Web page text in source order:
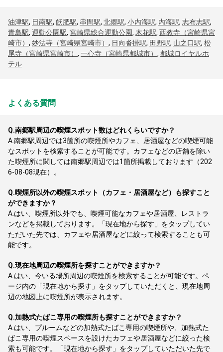
油津駅, 日南駅, 飫肥駅, 串間駅, 北郷駅, 小内海駅, 内海駅, 志布志駅,
青島駅, 運動公園駅, 宮崎県総合運動公園, 木花駅, 西教寺（宮崎県宮
崎市） , 妙法寺（宮崎県宮崎市） , 日向沓掛駅, 田野駅, 山之口駅, 松
尾寺（宮崎県宮崎市） , 一心寺（宮崎県都城市） , 都城ロイヤルホ
テル
よくある質問
Q.南郷駅周辺の喫煙スポット数はどれくらいですか？
A.南郷駅周辺では3箇所の喫煙所やカフェ、居酒屋などの喫煙可能
なスポットを検索することが可能です。カフェなどの店舗を除い
た喫煙所に関しては南郷駅周辺では1箇所掲載しております（202
6-08-08現在）。
Q.喫煙所以外の喫煙スポット（カフェ・居酒屋など）も探すこと
ができますか？
A. はい、喫煙所以外でも、喫煙可能なカフェや居酒屋、レストラ
ンなどを掲載しております。「現在地から探す」をタップしてい
ただいた先では、カフェや居酒屋などに絞って検索することも可
能です。
Q.現在地周辺の喫煙所を探すことができますか？
A. はい、今いる場所周辺の喫煙所を検索することが可能です。ペ
ージ内の「現在地から探す」をタップしていただくと、現在地周
辺の地図上に喫煙所が表示されます。
Q.加熱式たばこ専用の喫煙所も探すことができますか？
A. はい、プルームなどの加熱式たばこ専用の喫煙所や、加熱式た
ばこ専用の喫煙スペースを設けたカフェや居酒屋などに絞った検
索も可能です。「現在地から探す」をタップしていただいた先で